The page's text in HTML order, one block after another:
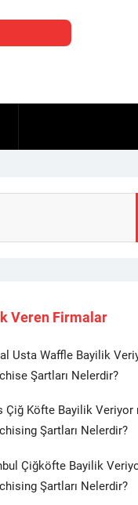
Veren Firmalar
Usta Waffle Bayilik
Şartları Nelerdir?
Çiğ Köfte Bayilik Veriyor
Şartları Nelerdir?
Çiğköfte Bayilik
Şartları Nelerdir?